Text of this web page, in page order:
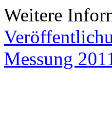
Weitere
Messung